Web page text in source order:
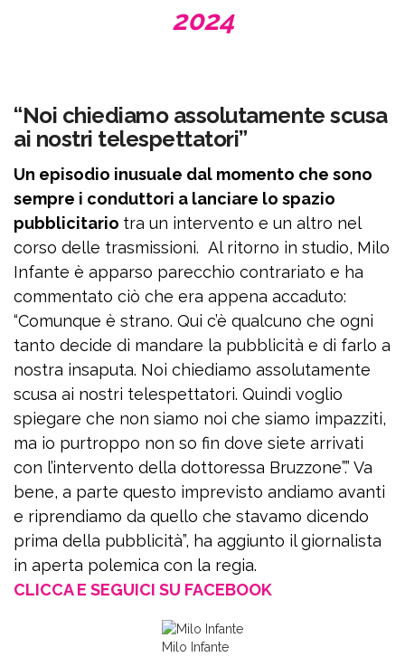
2024
“Noi chiediamo assolutamente scusa
ai nostri telespettatori”
Un episodio inusuale dal momento che sono
sempre i conduttori a lanciare lo spazio
pubblicitario tra un intervento e un altro nel
corso delle trasmissioni. Al ritorno in studio, Milo
Infante è apparso parecchio contrariato e ha
commentato ciò che era appena accaduto:
“Comunque è strano. Qui c’è qualcuno che ogni
tanto decide di mandare la pubblicità e di farlo a
nostra insaputa. Noi chiediamo assolutamente
scusa ai nostri telespettatori. Quindi voglio
spiegare che non siamo noi che siamo impazziti,
ma io purtroppo non so fin dove siete arrivati
con l’intervento della dottoressa Bruzzone”.” Va
bene, a parte questo imprevisto andiamo avanti
e riprendiamo da quello che stavamo dicendo
prima della pubblicità”, ha aggiunto il giornalista
in aperta polemica con la regia.
CLICCA E SEGUICI SU FACEBOOK
Milo Infante